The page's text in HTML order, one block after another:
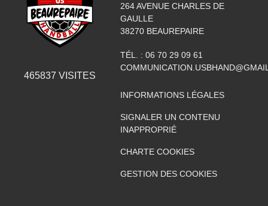
465837 VISITES
264 AVENUE CHARLES DE
GAULLE
38270 BEAUREPAIRE
TÉL. : 06 70 29 09 61
INFORMATIONS LÉGALES
SIGNALER UN CONTENU
INAPPROPRIÉ
CHARTE COOKIES
GESTION DES COOKIES